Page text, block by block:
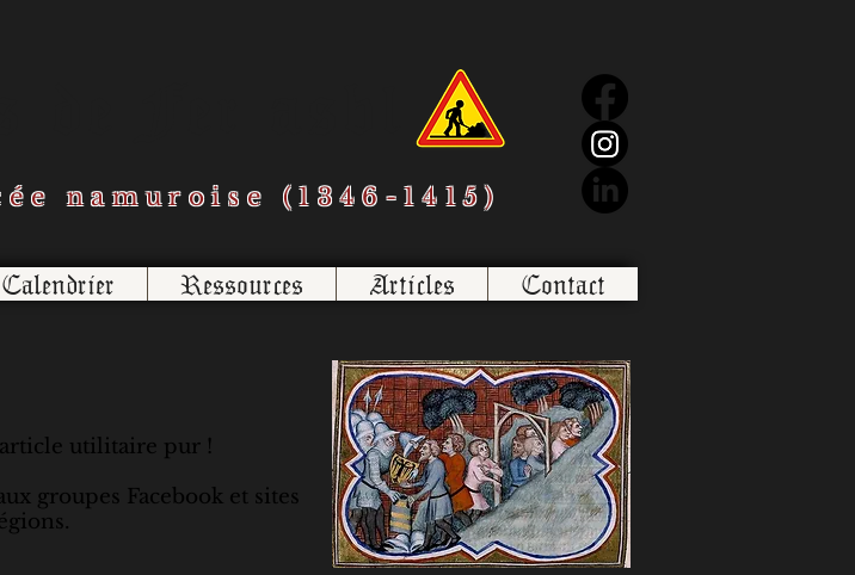
namuroise (1346-1415)
Calendrier Ressources Articles Contact
utilitaire pur !
groupes Facebook et sites